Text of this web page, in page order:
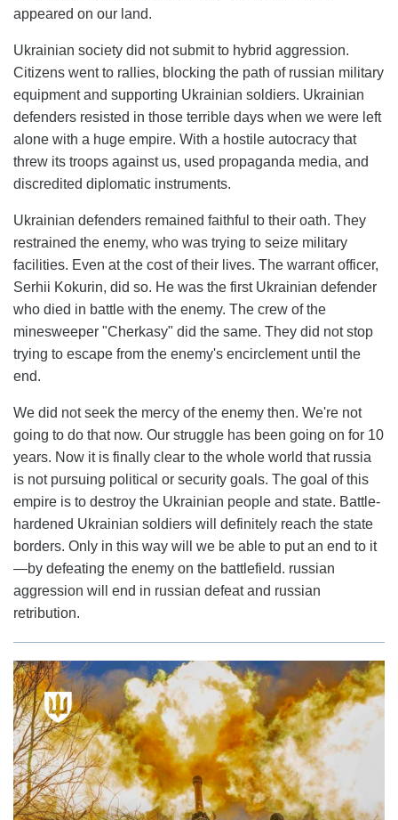
appeared on our land.
Ukrainian society did not submit to hybrid aggression.
Citizens went to rallies, blocking the path of russian military
equipment and supporting Ukrainian soldiers. Ukrainian
defenders resisted in those terrible days when we were left
alone with a huge empire. With a hostile autocracy that
threw its troops against us, used propaganda media, and
discredited diplomatic instruments.
Ukrainian defenders remained faithful to their oath. They
restrained the enemy, who was trying to seize military
facilities. Even at the cost of their lives. The warrant officer,
Serhii Kokurin, did so. He was the first Ukrainian defender
who died in battle with the enemy. The crew of the
minesweeper "Cherkasy" did the same. They did not stop
trying to escape from the enemy's encirclement until the
end.
We did not seek the mercy of the enemy then. We're not
going to do that now. Our struggle has been going on for 10
years. Now it is finally clear to the whole world that russia
is not pursuing political or security goals. The goal of this
empire is to destroy the Ukrainian people and state. Battle-
hardened Ukrainian soldiers will definitely reach the state
borders. Only in this way will we be able to put an end to it
—by defeating the enemy on the battlefield. russian
aggression will end in russian defeat and russian
retribution.